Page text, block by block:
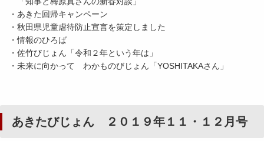
・あきた回帰キャンペーン
・秋田県児童虐待防止宣言を策定しました
・情報のひろば
・佐竹びじょん「令和２年という年は」
・未来に向かって わかものびじょん「YOSHITAKAさん」
あきたびじょん ２０１９年１１・１２月号